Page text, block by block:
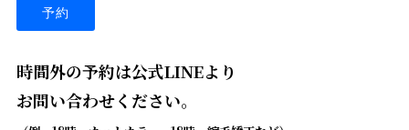
予約
時間外の予約は公式LINEより
お問い合わせください。